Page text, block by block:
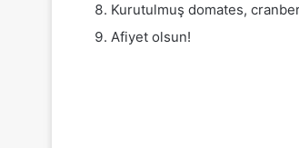
Kurutulmuş domates,
Afiyet olsun!